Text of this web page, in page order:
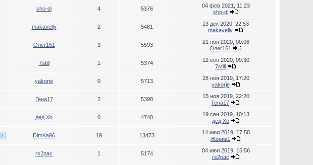
sho-di 4 5376
04 фев 2021, 11:23
sho-di
makavelly 2 5481
13 дек 2020, 22:53
makavelly
Олег151 3 5593
21 ноя 2020, 00:06
Олег151
7still 1 5374
12 сен 2020, 09:30
7still
yakorje 0 5713
28 ноя 2019, 17:20
yakorje
Гена17 2 5398
15 ноя 2019, 22:20
Гена17
дед Хо 0 4740
19 сен 2019, 10:13
дед Хо
2 DimKa96 19 13473
14 июл 2019, 17:58
Жорик1
rs2pac 1 5174
04 июл 2019, 15:56
rs2pac